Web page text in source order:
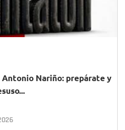
Nariño: prepárate y